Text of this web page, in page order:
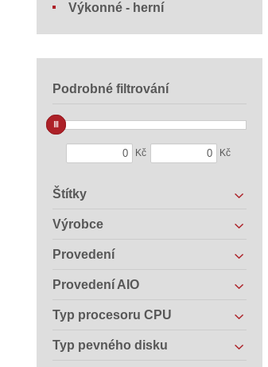
Výkonné - herní
Podrobné filtrování
Kč Kč
Štítky
Výrobce
Provedení
Provedení AIO
Typ procesoru CPU
Typ pevného disku